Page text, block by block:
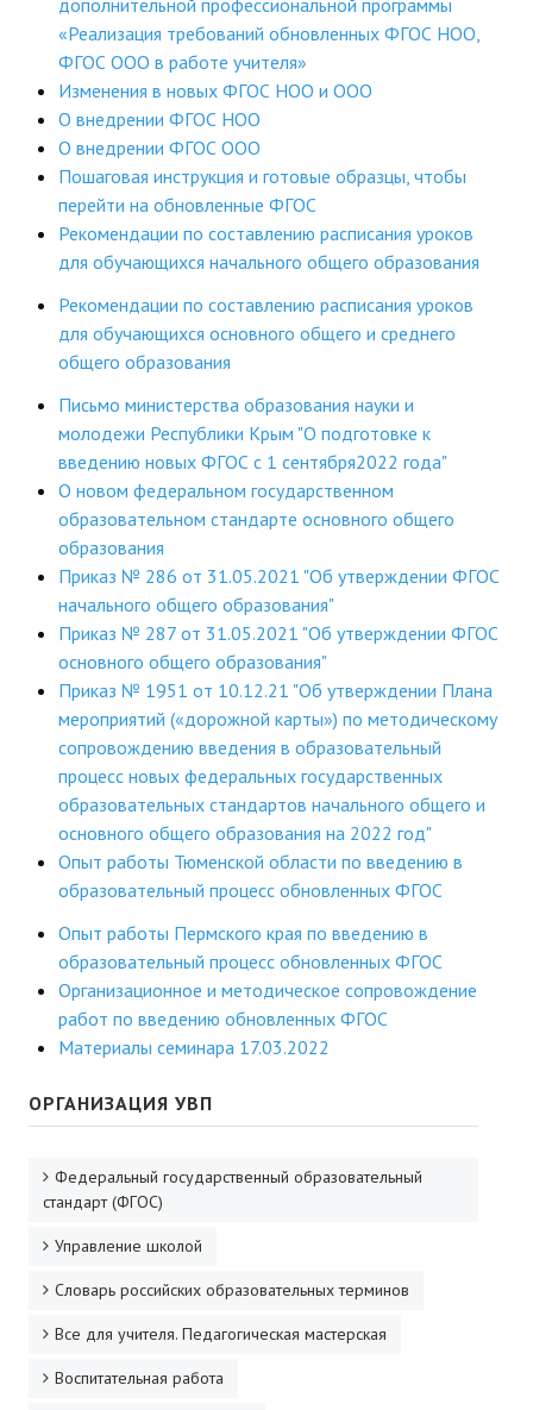
дополнительной профессиональной программы
«Реализация требований обновленных ФГОС НОО,
ФГОС ООО в работе учителя»
Изменения в новых ФГОС НОО и ООО
О внедрении ФГОС НОО
О внедрении ФГОС ООО
Пошаговая инструкция и готовые образцы, чтобы
перейти на обновленные ФГОС
Рекомендации по составлению расписания уроков
для обучающихся начального общего образования
Рекомендации по составлению расписания уроков
для обучающихся основного общего и среднего
общего образования
Письмо министерства образования науки и
молодежи Республики Крым "О подготовке к
введению новых ФГОС с 1 сентября2022 года"
О новом федеральном государственном
образовательном стандарте основного общего
образования
Приказ № 286 от 31.05.2021 "Об утверждении ФГОС
начального общего образования"
Приказ № 287 от 31.05.2021 "Об утверждении ФГОС
основного общего образования"
Приказ № 1951 от 10.12.21 "Об утверждении Плана
мероприятий («дорожной карты») по методическому
сопровождению введения в образовательный
процесс новых федеральных государственных
образовательных стандартов начального общего и
основного общего образования на 2022 год"
Опыт работы Тюменской области по введению в
образовательный процесс обновленных ФГОС
Опыт работы Пермского края по введению в
образовательный процесс обновленных ФГОС
Организационное и методическое сопровождение
работ по введению обновленных ФГОС
Материалы семинара 17.03.2022
ОРГАНИЗАЦИЯ УВП
Федеральный государственный образовательный
стандарт (ФГОС)
Управление школой
Словарь российских образовательных терминов
Все для учителя. Педагогическая мастерская
Воспитательная работа